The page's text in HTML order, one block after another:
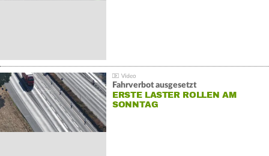
Fahrverbot ausgesetzt
ERSTE LASTER ROLLEN AM
SONNTAG